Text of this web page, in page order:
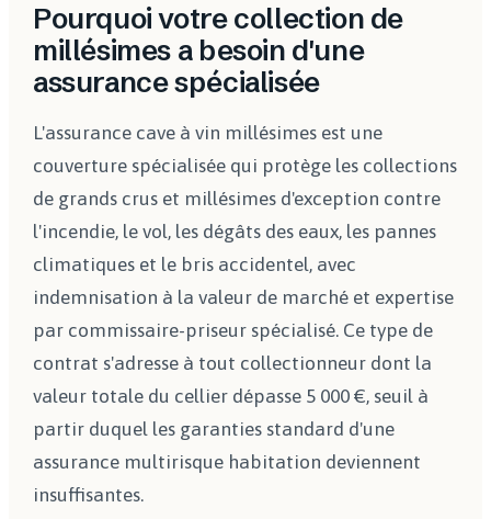
Pourquoi votre collection de
millésimes a besoin d'une
assurance spécialisée
L'assurance cave à vin millésimes est une
couverture spécialisée qui protège les collections
de grands crus et millésimes d'exception contre
l'incendie, le vol, les dégâts des eaux, les pannes
climatiques et le bris accidentel, avec
indemnisation à la valeur de marché et expertise
par commissaire-priseur spécialisé. Ce type de
contrat s'adresse à tout collectionneur dont la
valeur totale du cellier dépasse 5 000 €, seuil à
partir duquel les garanties standard d'une
assurance multirisque habitation deviennent
insuffisantes.